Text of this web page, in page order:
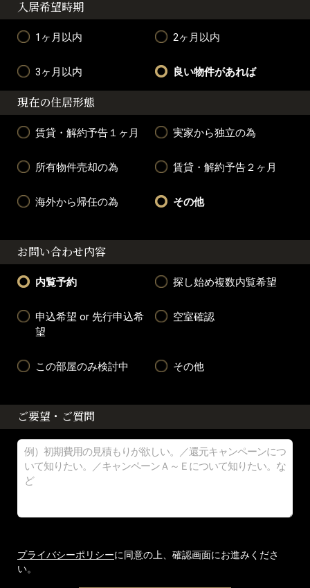
入居希望時期
1ヶ月以内 2ヶ月以内
3ヶ月以内 良い物件があれば
現在の住居形態
賃貸・解約予告１ヶ月 実家から独立の為
所有物件売却の為 賃貸・解約予告２ヶ月
海外から帰任の為 その他
お問い合わせ内容
内覧予約 探し始め複数内覧希望
申込希望 or 先行申込希
望
空室確認
この部屋のみ検討中 その他
ご要望・ご質問
プライバシーポリシーに同意の上、確認画面にお進みくださ
い。